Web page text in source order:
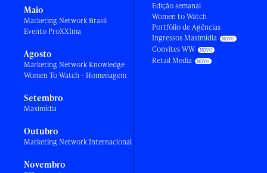
Maio
Marketing Network Brasil
Evento ProXXIma
Agosto
Marketing Network Knowledge
Women To Watch - Homenagem
Setembro
Maximídia
Outubro
Marketing Network Internacional
Novembro
Edição semanal
Women to Watch
Portfólio de Agências
Ingressos Maximídia
Convites WW
Retail Media